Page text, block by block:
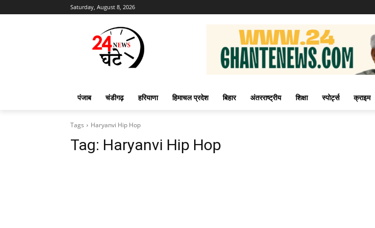
Saturday, August 8, 2026
पंजाब चंडीगढ़ हरियाणा हिमाचल प्रदेश बिहार अंतरराष्ट्रीय शिक्षा स्पोर्ट्स क्राइम
Tags Haryanvi Hip Hop
Tag: Haryanvi Hip Hop